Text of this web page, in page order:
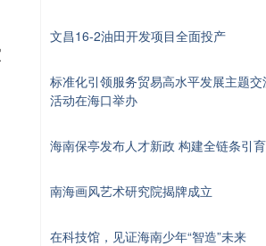
文昌16-2油田开发项目全面投产
标准化引领服务贸易高水平发展主题
活动在海口举办
海南保亭发布人才新政 构建全链条引
南海画风艺术研究院揭牌成立
在科技馆，见证海南少年“智造”未来